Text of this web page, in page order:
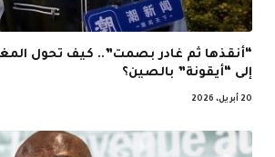
“أنقذها ثم غادر بصمت”.. كيف تحول
إلى “أيقونة” بالصين؟
20 أبريل، 2026